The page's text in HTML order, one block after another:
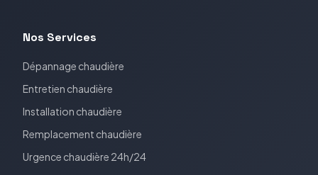
Nos Services
Dépannage chaudière
Entretien chaudière
Installation chaudière
Remplacement chaudière
Urgence chaudière 24h/24